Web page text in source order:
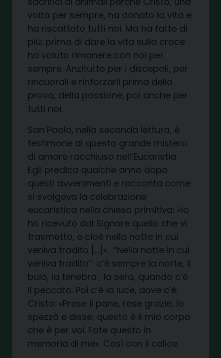
volta per sempre, ha donato la vita e
ha riscattato tutti noi. Ma ha fatto di
più: prima di dare la vita sulla croce
ha voluto rimanere con noi per
sempre. Anzitutto per i discepoli, per
rincuorali e rinforzarli prima della
prova, della passione, poi anche per
tutti noi.
San Paolo, nella seconda lettura, è
testimone di questo grande mistero
di amore racchiuso nell’Eucaristia.
Egli predica qualche anno dopo
questi avvenimenti e racconta come
si svolgeva la celebrazione
eucaristica nella chiesa primitiva: «Io
ho ricevuto dal Signore quello che vi
trasmetto, e cioè nella notte in cui
veniva tradito […]». “Nella notte in cui
veniva tradito”: c’è sempre la notte, il
buio, la tenebra , la sera, quando c’è
il peccato. Poi c’è la luce, dove c’è
Cristo: «Prese il pane, rese grazie, lo
spezzò e disse: questo è il mio corpo
che è per voi. Fate questo in
memoria di me». Così con il calice.